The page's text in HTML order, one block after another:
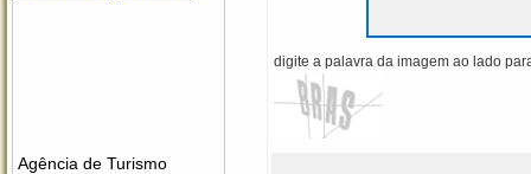
Agência de Turismo
digite a palavra da imagem ao lado